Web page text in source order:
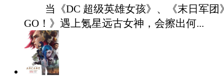
当《DC 超级英雄女孩》、《末日军团
GO！》遇上氪星远古女神，会擦出何...